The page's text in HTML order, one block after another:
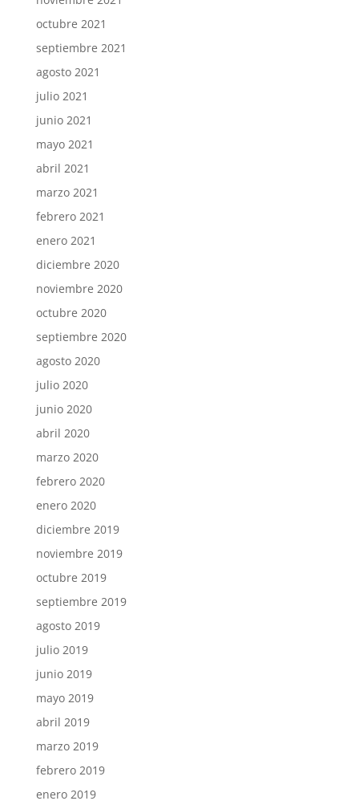
octubre 2021
septiembre 2021
agosto 2021
julio 2021
junio 2021
mayo 2021
abril 2021
marzo 2021
febrero 2021
enero 2021
diciembre 2020
noviembre 2020
octubre 2020
septiembre 2020
agosto 2020
julio 2020
junio 2020
abril 2020
marzo 2020
febrero 2020
enero 2020
diciembre 2019
noviembre 2019
octubre 2019
septiembre 2019
agosto 2019
julio 2019
junio 2019
mayo 2019
abril 2019
marzo 2019
febrero 2019
enero 2019